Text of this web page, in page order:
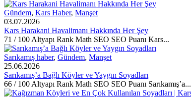
Gündem, Kars Haber, Manşet
03.07.2026
Kars Harakani Havalimanı Hakkında Her Şey
71 / 100 Altyapı Rank Math SEO SEO Puanı Kars...
Sarıkamış haber, Gündem, Manşet
25.06.2026
Sarıkamış’a Bağlı Köyler ve Yaygın Soyadları
66 / 100 Altyapı Rank Math SEO SEO Puanı Sarıkamış’a...